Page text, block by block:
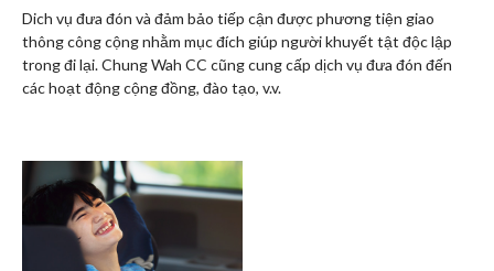
Dich vụ đưa đón và đảm bảo tiếp cận được phương tiện giao
thông công cộng nhằm mục đích giúp người khuyết tật độc lập
trong đi lại. Chung Wah CC cũng cung cấp dịch vụ đưa đón đến
các hoạt động cộng đồng, đào tạo, v.v.